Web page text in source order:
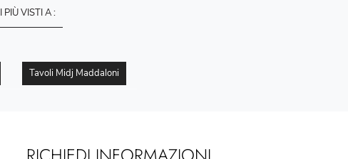
I PIÙ VISTI A :
Tavoli Midj Maddaloni